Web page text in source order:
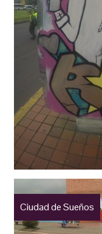
Ciudad de Sueños